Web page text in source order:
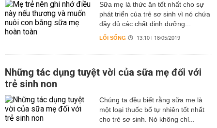
Sữa mẹ là thức ăn tốt nhất cho sự
phát triển của trẻ sơ sinh vì nó chứa
đầy đủ các chất dinh dưỡng...
LỐI SỐNG 13:10 | 18/05/2019
Những tác dụng tuyệt vời của sữa mẹ đối với
trẻ sinh non
Chúng ta đều biết rằng sữa mẹ là
một loại thuốc bổ tự nhiên tốt nhất
cho trẻ sơ sinh. Nó không chỉ...